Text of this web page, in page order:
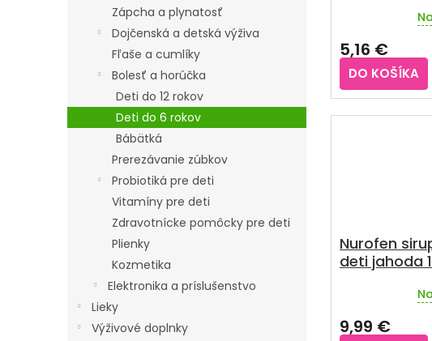
Zápcha a plynatosť
Dojčenská a detská výživa
Fľaše a cumlíky
Bolesť a horúčka
Deti do 12 rokov
Deti do 6 rokov
Bábätká
Prerezávanie zúbkov
Probiotiká pre deti
Vitamíny pre deti
Zdravotnícke pomôcky pre deti
Plienky
Kozmetika
Elektronika a príslušenstvo
Lieky
Výživové doplnky
V
O
V
produktu
je
4,8
z
5
5,16 €
DO KOŠÍKA
Nurofen
deti jahoda
produktu
9,99 €